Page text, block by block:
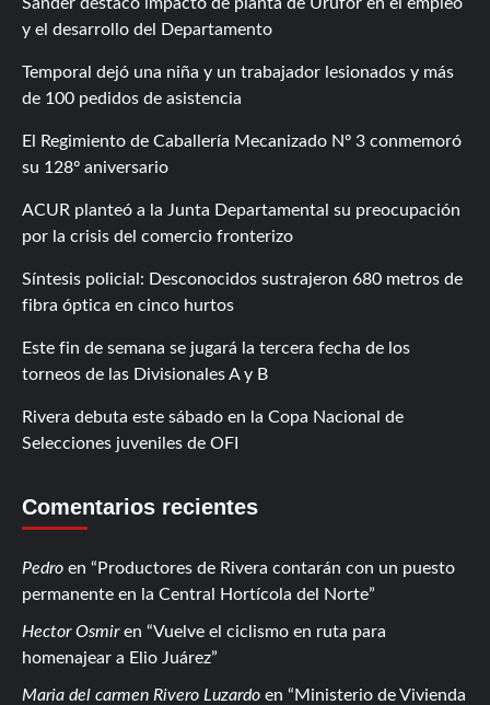
y el desarrollo del Departamento
Temporal dejó una niña y un trabajador lesionados y más
de 100 pedidos de asistencia
El Regimiento de Caballería Mecanizado Nº 3 conmemoró
su 128º aniversario
ACUR planteó a la Junta Departamental su preocupación
por la crisis del comercio fronterizo
Síntesis policial: Desconocidos sustrajeron 680 metros de
fibra óptica en cinco hurtos
Este fin de semana se jugará la tercera fecha de los
torneos de las Divisionales A y B
Rivera debuta este sábado en la Copa Nacional de
Selecciones juveniles de OFI
Comentarios recientes
Pedro en
Productores de Rivera contarán con un puesto
permanente en la Central Hortícola del Norte
Hector Osmiren
Vuelve el ciclismo en ruta para
homenajear a Elio Juárez
Maria del carmen Rivero Luzardo en
Ministerio de Vivienda